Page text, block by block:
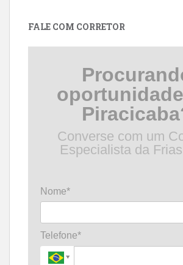
FALE COM CORRETOR
Converse com um
Especialista da
Nome*
Telefone*